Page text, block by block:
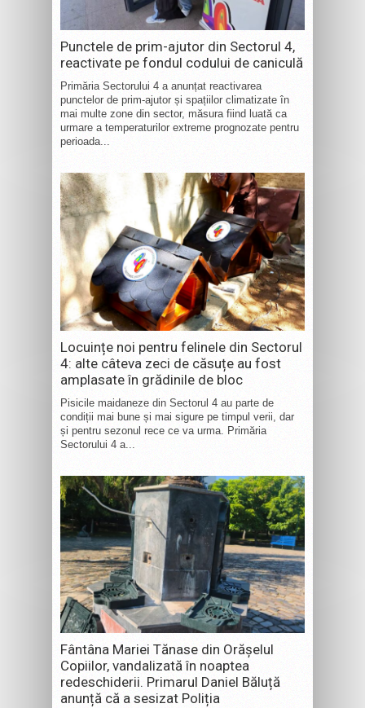
Punctele de prim-ajutor din Sectorul 4,
reactivate pe fondul codului de caniculă
Primăria Sectorului 4 a anunțat reactivarea
punctelor de prim-ajutor și spațiilor climatizate în
mai multe zone din sector, măsura fiind luată ca
urmare a temperaturilor extreme prognozate pentru
perioada...
Locuințe noi pentru felinele din Sectorul
4: alte câteva zeci de căsuțe au fost
amplasate în grădinile de bloc
Pisicile maidaneze din Sectorul 4 au parte de
condiții mai bune și mai sigure pe timpul verii, dar
și pentru sezonul rece ce va urma. Primăria
Sectorului 4 a...
Fântâna Mariei Tănase din Orășelul
Copiilor, vandalizată în noaptea
redeschiderii. Primarul Daniel Băluță
anunță că a sesizat Poliția